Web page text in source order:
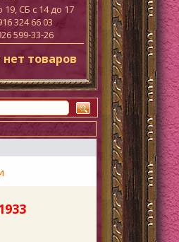
СБ с 14 до 17
324 66 03
599-33-26
нет товаров